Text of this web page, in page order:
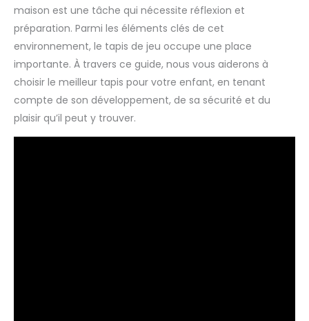
maison est une tâche qui nécessite réflexion et
préparation. Parmi les éléments clés de cet
environnement, le tapis de jeu occupe une place
importante. À travers ce guide, nous vous aiderons à
choisir le meilleur tapis pour votre enfant, en tenant
compte de son développement, de sa sécurité et du
plaisir qu’il peut y trouver.